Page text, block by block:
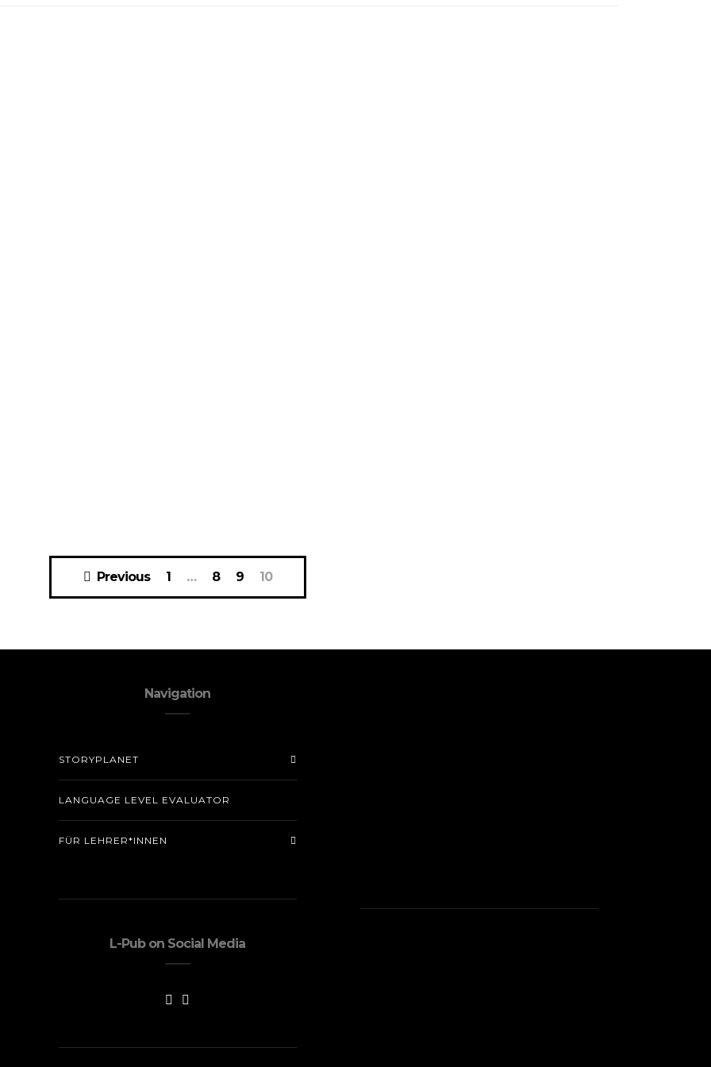
Previous 1 … 8 9 10
Navigation
STORYPLANET
LANGUAGE LEVEL EVALUATOR
FÜR LEHRER*INNEN
L-Pub on Social Media